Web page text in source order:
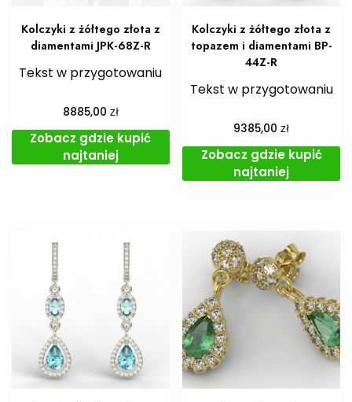
Kolczyki z żółtego złota z
diamentami JPK-68Z-R
Tekst w przygotowaniu
8885,00 zł
Zobacz gdzie kupić
najtaniej
Kolczyki z żółtego złota z
topazem i diamentami BP-
44Z-R
Tekst w przygotowaniu
9385,00zł
Zobacz gdzie kupić
najtaniej